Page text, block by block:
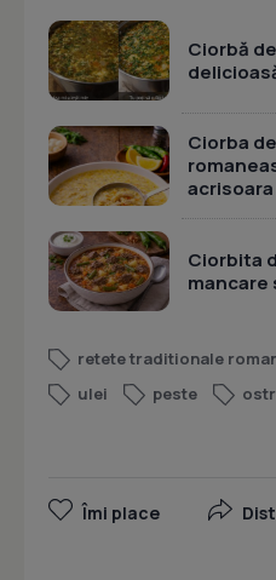
Ciorbă
Ciorba
acrisoara
Ciorbita
mancare
retete traditionale
ulei
peste
Îmi place